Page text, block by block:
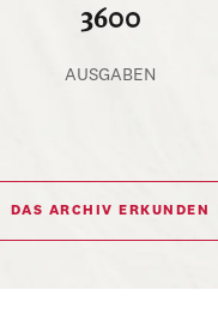
3600
AUSGABEN
DAS ARCHIV ERKUNDEN